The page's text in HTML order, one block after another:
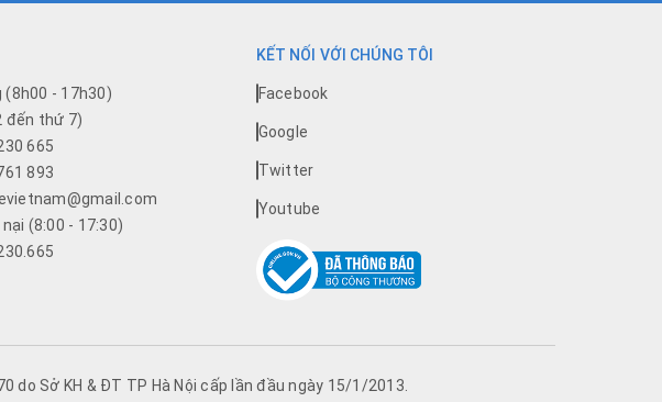
(8h00 - 17h30)
đến thứ 7)
665
893
(8:00 - 17:30)
KẾT NỐI VỚI CHÚNG TÔI
Facebook
Google
Twitter
Youtube
do Sở KH & ĐT TP Hà Nội cấp lần đầu ngày 15/1/2013.